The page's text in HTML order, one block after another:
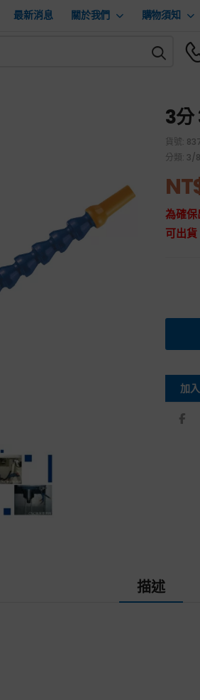
最新消息 關於我們 購物須知
3分
貨號:
分類: 3/
為確
可出
加
描述